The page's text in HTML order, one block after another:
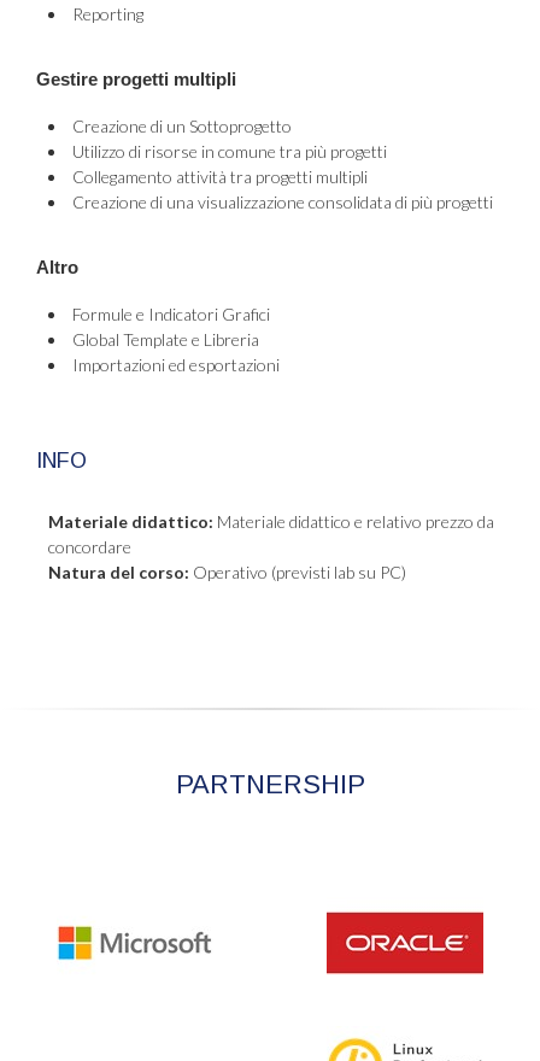
Reporting
Gestire progetti multipli
Creazione di un Sottoprogetto
Utilizzo di risorse in comune tra più progetti
Collegamento attività tra progetti multipli
Creazione di una visualizzazione consolidata di più progetti
Altro
Formule e Indicatori Grafici
Global Template e Libreria
Importazioni ed esportazioni
INFO
Materiale didattico: Materiale didattico e relativo prezzo da
concordare
Natura del corso: Operativo (previsti lab su PC)
PARTNERSHIP